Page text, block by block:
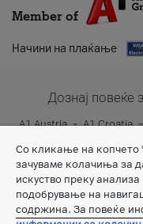
Member of
Начини на плаќање
Дознај повеќе
A1 Austria A1 Croatia
Со кликање на копчето
зачуваме колачиња за
искуство преку
подобрување на
содржина. За повеќе